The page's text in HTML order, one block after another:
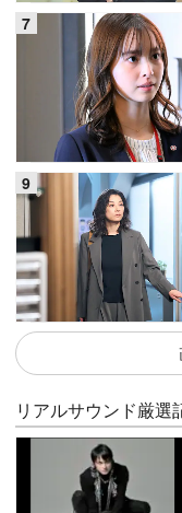
リアルサウンド厳選